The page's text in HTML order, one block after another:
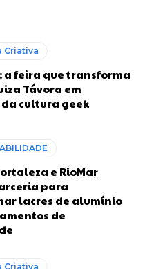
Criativa
a feira que transforma
Távora em
cultura geek
e RioMar
para
lacres de alumínio
de
Criativa